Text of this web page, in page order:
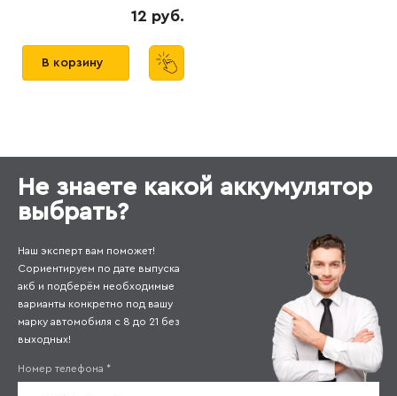
12 руб.
В корзину
Не знаете какой аккумулятор
выбрать?
Наш эксперт вам поможет!
Сориентируем по дате выпуска
акб и подберём необходимые
варианты конкретно под вашу
марку автомобиля с 8 до 21 без
выходных!
Номер телефона *